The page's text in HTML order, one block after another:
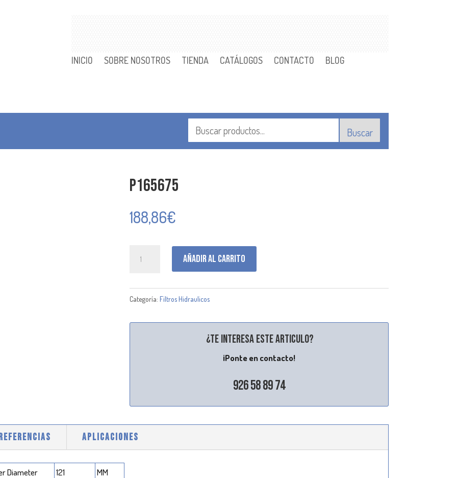
INICIO SOBRE NOSOTROS TIENDA CATÁLOGOS CONTACTO BLOG
Buscar
P165675
188,86€
Añadir al carrito
Categoría: Filtros Hidraulicos
¿Te interesa este articulo?
¡Ponte en contacto!
926 58 89 74
APLICACIONES
Diameter 121
MM